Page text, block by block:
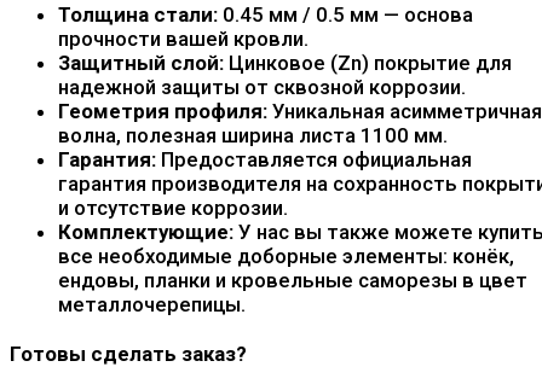
Толщина стали: 0.45 мм / 0.5 мм — основа
прочности вашей кровли.
Защитный слой: Цинковое (Zn) покрытие для
надежной защиты от сквозной коррозии.
Геометрия профиля: Уникальная асимметричная
волна, полезная ширина листа 1100 мм.
Гарантия: Предоставляется официальная
гарантия производителя на сохранность
и отсутствие коррозии.
Комплектующие: У нас вы также можете
все необходимые доборные элементы: конёк,
ендовы, планки и кровельные саморезы в цвет
металлочерепицы.
Готовы сделать заказ?